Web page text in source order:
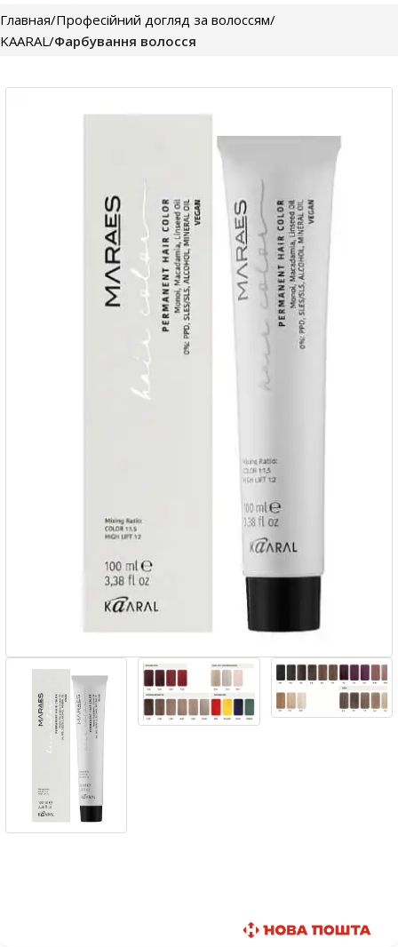
Главная Професійний догляд за волоссям
KAARAL Фарбування волосся